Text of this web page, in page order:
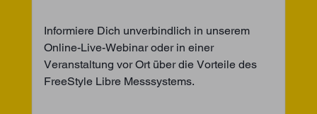
Informiere Dich unverbindlich in unserem
Online-Live-Webinar oder in einer
Veranstaltung vor Ort über die Vorteile des
FreeStyle Libre Messsystems.